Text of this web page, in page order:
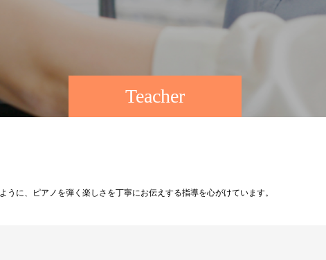
Teacher
うに、ピアノを弾く楽しさを丁寧にお伝えする指導を心がけています。